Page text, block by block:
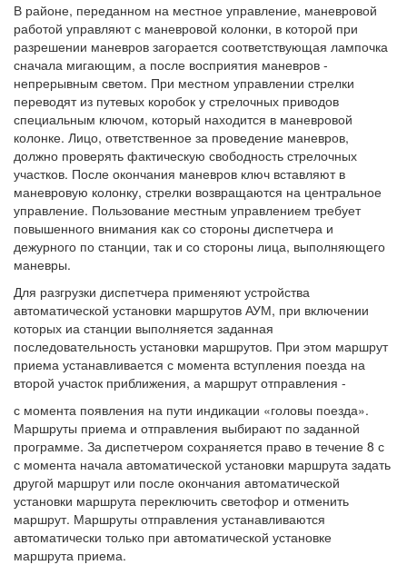
В районе, переданном на местное управление, маневровой
работой управляют с маневровой колонки, в которой при
разрешении маневров загорается соответствующая лампочка
сначала мигающим, а после восприятия маневров -
непрерывным светом. При местном управлении стрелки
переводят из путевых коробок у стрелочных приводов
специальным ключом, который находится в маневровой
колонке. Лицо, ответственное за проведение маневров,
должно проверять фактическую свободность стрелочных
участков. После окончания маневров ключ вставляют в
маневровую колонку, стрелки возвращаются на центральное
управление. Пользование местным управлением требует
повышенного внимания как со стороны диспетчера и
дежурного по станции, так и со стороны лица, выполняющего
маневры.
Для разгрузки диспетчера применяют устройства
автоматической установки маршрутов АУМ, при включении
которых иа станции выполняется заданная
последовательность установки маршрутов. При этом маршрут
приема устанавливается с момента вступления поезда на
второй участок приближения, а маршрут отправления -
с момента появления на пути индикации «головы поезда».
Маршруты приема и отправления выбирают по заданной
программе. За диспетчером сохраняется право в течение 8 с
с момента начала автоматической установки маршрута задать
другой маршрут или после окончания автоматической
установки маршрута переключить светофор и отменить
маршрут. Маршруты отправления устанавливаются
автоматически только при автоматической установке
маршрута приема.